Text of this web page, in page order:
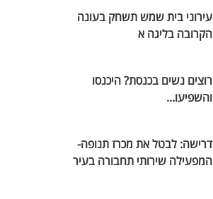
עירוני בית שמש תשחק בעונה
הקרובה בליגה א
רוצים נשים בכנסת? היכנסו
והשפיעו...
דרישה: לבטל את מכרז תנופה-
המפעילה שירותי תחבורה בעיר